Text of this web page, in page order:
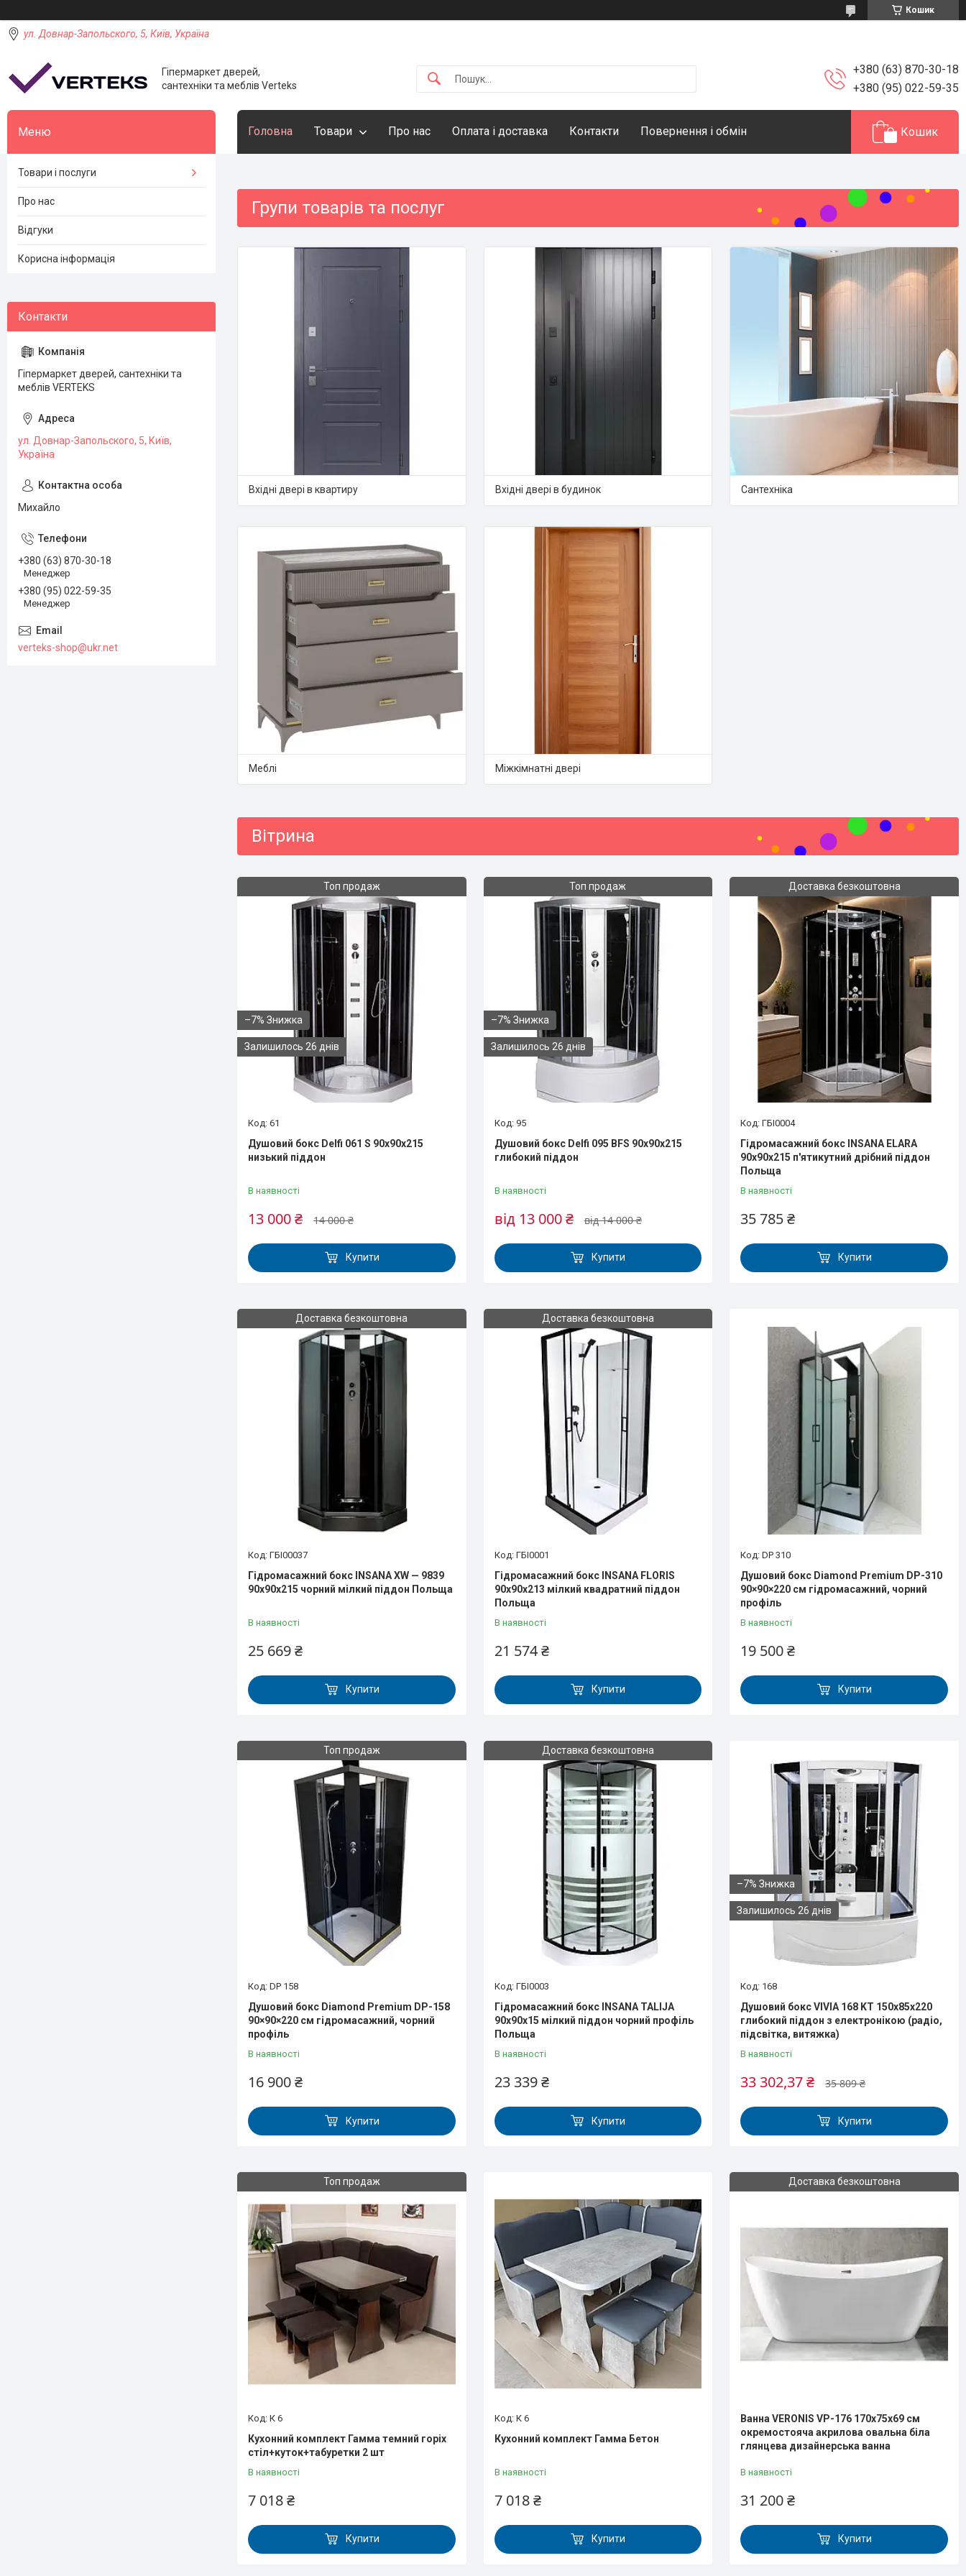
Кошик
ул. Довнар-Запольского, 5, Київ, Україна
Гіпермаркет дверей,
сантехніки та меблів Verteks
+380 (63) 870-30-18
+380 (95) 022-59-35
Головна Товари Про нас Оплата і доставка Контакти Повернення і обмін Кошик
Групи товарів та послуг
Вхідні двері в квартиру Вхідні двері в будинок Сантехніка
Меблі Міжкімнатні двері
Вітрина
Топ продаж
–7%
Залишилось 26 днів
61
Душовий бокс Delfi 061 S 90х90х215
низький піддон
В наявності
14 000 ₴
13 000 ₴
Купити
Топ продаж
–7%
Залишилось 26 днів
95
Душовий бокс Delfi 095 BFS 90x90x215
глибокий піддон
В наявності
від 14 000 ₴
від 13 000 ₴
Купити
Доставка безкоштовна
ГБІ0004
Гідромасажний бокс INSANA ELARA
90х90х215 п'ятикутний дрібний піддон
Польща
В наявності
35 785 ₴
Купити
Доставка безкоштовна
ГБІ00037
Гідромасажний бокс INSANA ХW — 9839
90x90x215 чорний мілкий піддон Польща
В наявності
25 669 ₴
Купити
Доставка безкоштовна
ГБІ0001
Гідромасажний бокс INSANA FLORIS
90x90x213 мілкий квадратний піддон
Польща
В наявності
21 574 ₴
Купити
DP 310
Душовий бокс Diamond Premium DP-310
90×90×220 см гідромасажний, чорний
профіль
В наявності
19 500 ₴
Купити
Топ продаж
DP 158
Душовий бокс Diamond Premium DP-158
90×90×220 см гідромасажний, чорний
профіль
В наявності
16 900 ₴
Купити
Доставка безкоштовна
ГБІ0003
Гідромасажний бокс INSANA TALIJA
90x90x15 мілкий піддон чорний профіль
Польща
В наявності
23 339 ₴
Купити
–7%
Залишилось 26 днів
168
Душовий бокс VIVIA 168 KT 150x85x220
глибокий піддон з електронікою (радіо,
підсвітка, витяжка)
В наявності
35 809 ₴
33 302,37 ₴
Купити
Топ продаж
К 6
Кухонний комплект Гамма темний горіх
стіл+куток+табуретки 2 шт
В наявності
7 018 ₴
Купити
К 6
Кухонний комплект Гамма Бетон
В наявності
7 018 ₴
Купити
Доставка безкоштовна
Ванна VERONIS VP-176 170х75х69 см
окремостояча акрилова овальна біла
глянцева дизайнерська ванна
В наявності
31 200 ₴
Купити
Товари і послуги
Про нас
Відгуки
Корисна інформація
Гіпермаркет дверей, сантехніки та
меблів VERTEKS
ул. Довнар-Запольского, 5, Київ,
Україна
Михайло
+380 (63) 870-30-18
Менеджер
+380 (95) 022-59-35
Менеджер
verteks-shop@ukr.net